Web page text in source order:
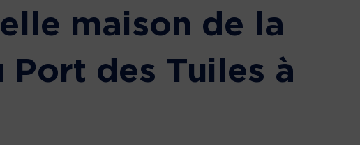
maison de la
Port des Tuiles à